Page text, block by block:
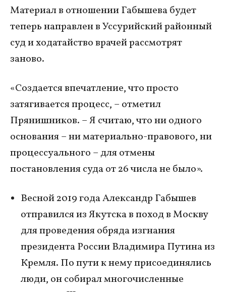
Материал в отношении Габышева будет
теперь направлен в Уссурийский районный
суд и ходатайство врачей рассмотрят
заново.
«Создается впечатление, что просто
затягивается процесс, – отметил
Прянишников. – Я считаю, что ни одного
основания – ни материально-правового, ни
процессуального – для отмены
постановления суда от 26 числа не было».
Весной 2019 года Александр Габышев
отправился из Якутска в поход в Москву
для проведения обряда изгнания
президента России Владимира Путина из
Кремля. По пути к нему присоединялись
люди, он собирал многочисленные